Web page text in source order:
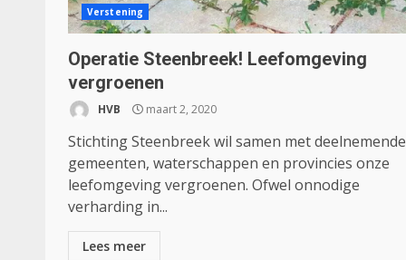
Verstening
Operatie Steenbreek! Leefomgeving
vergroenen
HVB maart 2, 2020
Stichting Steenbreek wil samen met deelnemende
gemeenten, waterschappen en provincies onze
leefomgeving vergroenen. Ofwel onnodige
verharding in...
Lees meer